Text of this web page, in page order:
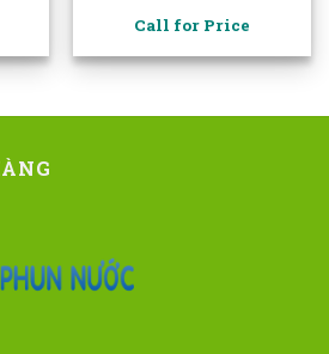
Call for Price